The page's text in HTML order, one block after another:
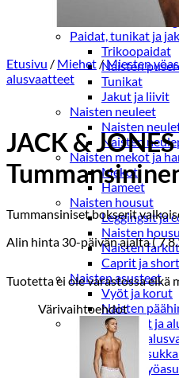
Naisten
Paidat, tunikat ja
Trikoopaidat
Naisten
Tunikat
Jakut ja liivit
Naisten neuleet
Naisten
Naisten
Naisten mekot ja
Mekot
Hameet
Naisten housut
Leggingsit ja
Naisten
Naisten farkut
Caprit ja
Naisten asusteet
Vyöt ja korut
Naisten
Naisten yöasut ja
Naisten
Sukat ja
Naisten
Etusivu / Miehet /Miesten
alusvaatteet
JACK &
Tummansiniset bokserit
Alin hinta 30-päivän ajalta (
Tuotetta ei ole varastossa eikä
Värivaihtoehdot